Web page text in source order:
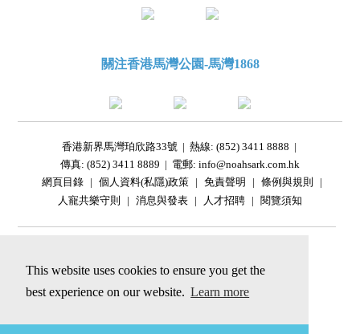
This website uses cookies to ensure you get the
best experience on our website. Learn more
關注香港馬灣公園-馬灣1868
香港新界馬灣珀欣路33號 | 熱線: (852) 3411 8888 |
傳真: (852) 3411 8889 | 電郵: info@noahsark.com.hk
網頁目錄 | 個人資料(私隱)政策 | 免責聲明 | 條例與規則
|
人寵共樂守則
| 消息與發表 | 人才招聘 | 閱覽須知
網站內容包括模擬圖片， 只供參考，一切以實物為準。